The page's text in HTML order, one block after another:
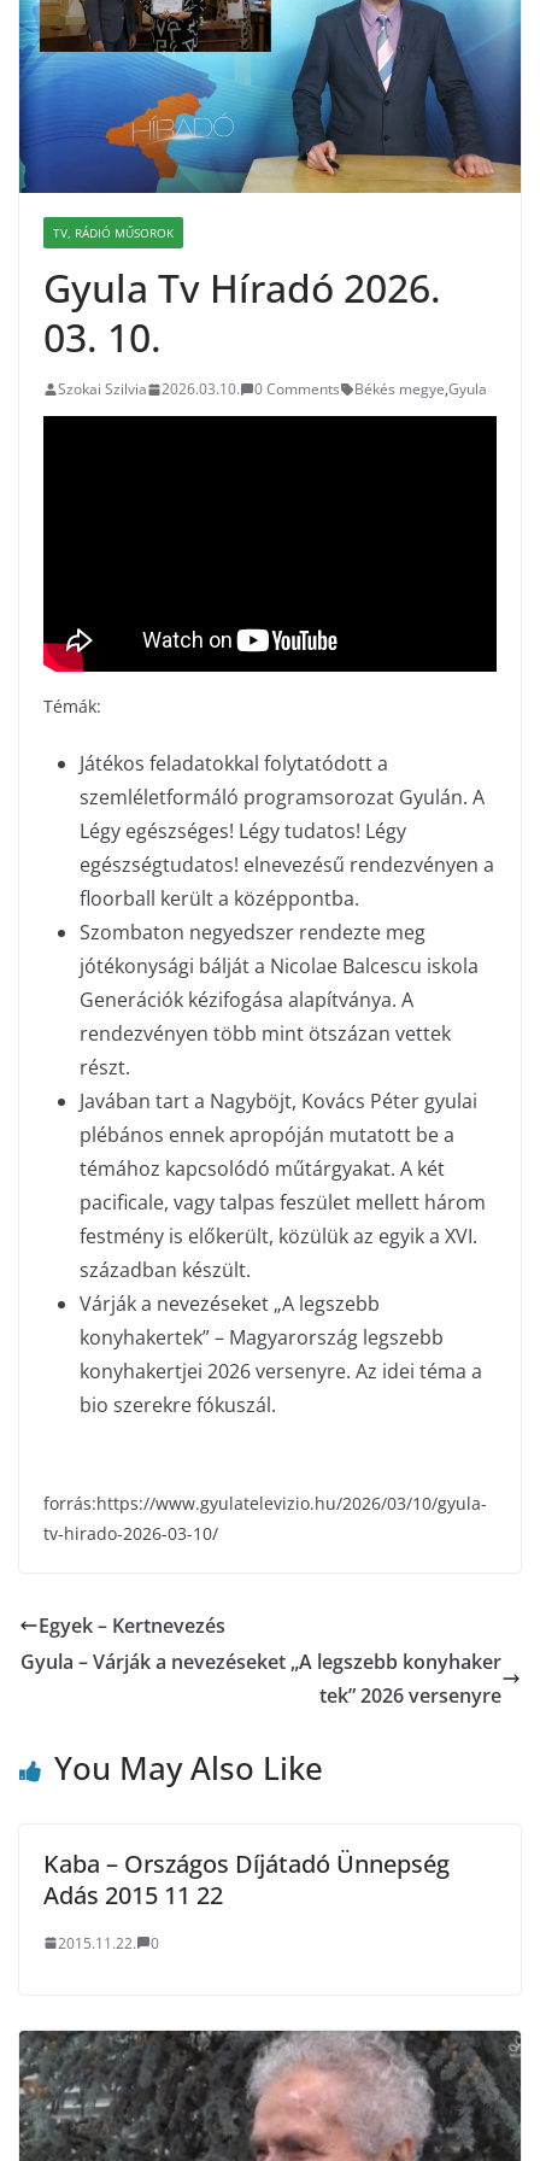
TV, RÁDIÓ MŰSOROK
Gyula Tv Híradó 2026.
03. 10.
Szokai Szilvia 2026.03.10. 0 Comments Békés megye,Gyula
Témák:
Játékos feladatokkal folytatódott a
szemléletformáló programsorozat Gyulán. A
Légy egészséges! Légy tudatos! Légy
egészségtudatos! elnevezésű rendezvényen a
floorball került a középpontba.
Szombaton negyedszer rendezte meg
jótékonysági bálját a Nicolae Balcescu iskola
Generációk kézifogása alapítványa. A
rendezvényen több mint ötszázan vettek
részt.
Javában tart a Nagyböjt, Kovács Péter gyulai
plébános ennek apropóján mutatott be a
témához kapcsolódó műtárgyakat. A két
pacificale, vagy talpas feszület mellett három
festmény is előkerült, közülük az egyik a XVI.
században készült.
Várják a nevezéseket „A legszebb
konyhakertek” – Magyarország legszebb
konyhakertjei 2026 versenyre. Az idei téma a
bio szerekre fókuszál.
forrás:https://www.gyulatelevizio.hu/2026/03/10/gyula-
tv-hirado-2026-03-10/
Egyek – Kertnevezés
Gyula – Várják a nevezéseket „A legszebb konyhaker
tek” 2026 versenyre
You May Also Like
Kaba – Országos Díjátadó Ünnepség
Adás 2015 11 22
2015.11.22. 0